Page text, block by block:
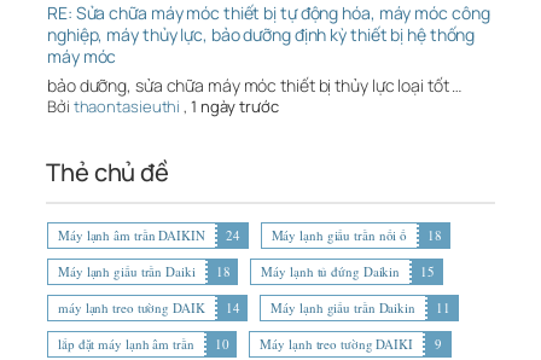
RE: Sửa chữa máy móc thiết bị tự động hóa, máy móc công
nghiệp, máy thủy lực, bảo dưỡng định kỳ thiết bị hệ thống
máy móc
bảo dưỡng, sửa chữa máy móc thiết bị thủy lực loại tốt …
Bởi thaontasieuthi , 1 ngày trước
Thẻ chủ đề
Máy lạnh âm trần DAIKIN 24 Máy lạnh giấu trần nối ố
18
Máy lạnh giấu trần Daiki
18 Máy lạnh tủ đứng Daikin
15
máy lạnh treo tường DAIK
14 Máy lạnh giấu trần Daikin
11
lắp đặt máy lạnh âm trần
10 Máy lạnh treo tường DAIKI
9